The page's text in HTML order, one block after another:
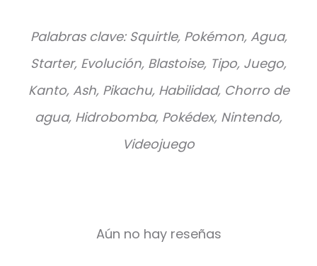
Palabras clave: Squirtle, Pokémon, Agua,
Starter, Evolución, Blastoise, Tipo, Juego,
Kanto, Ash, Pikachu, Habilidad, Chorro de
agua, Hidrobomba, Pokédex, Nintendo,
Videojuego
Aún no hay reseñas